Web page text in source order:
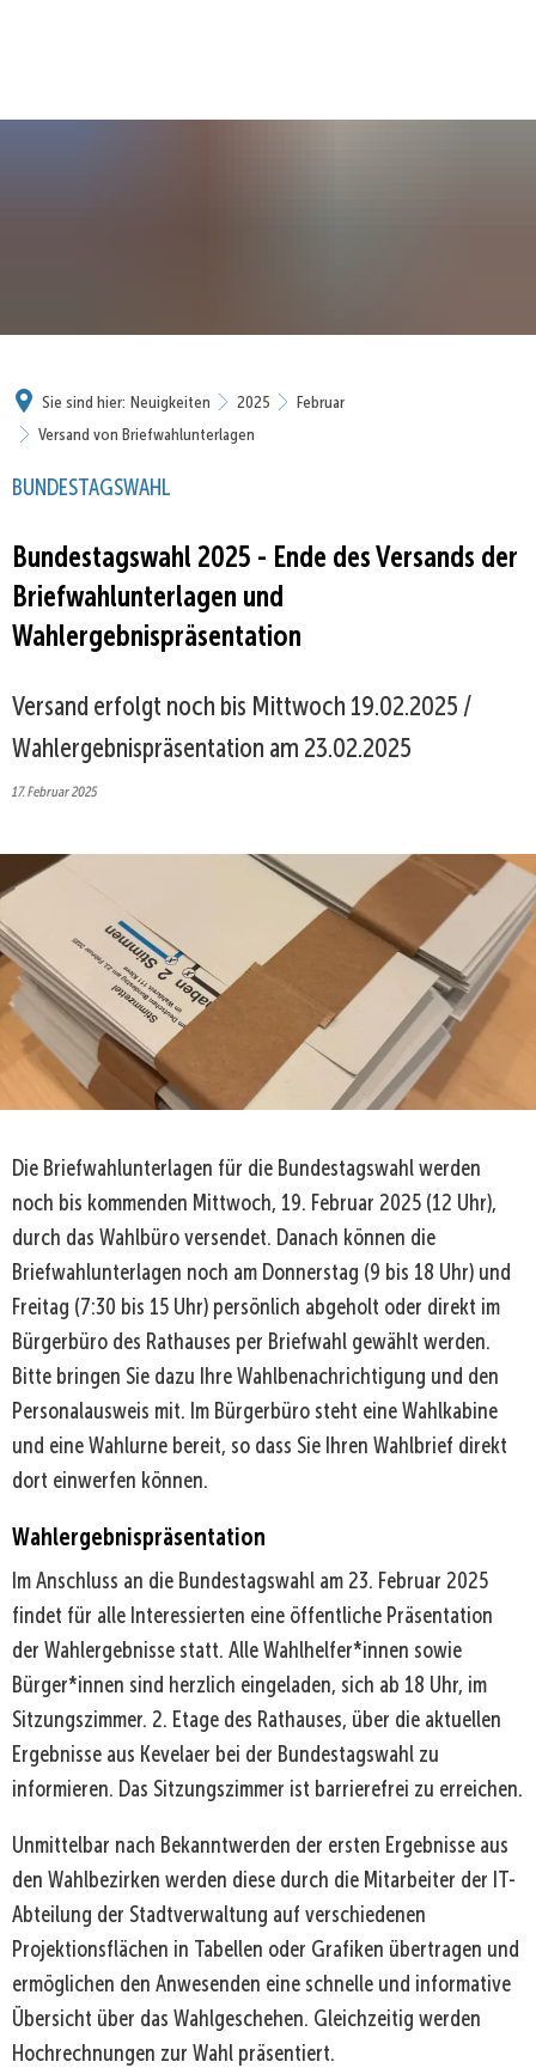
Sie sind hier: Neuigkeiten 2025
Februar
Versand von Briefwahlunterlagen
BUNDESTAGSWAHL
Bundestagswahl 2025 - Ende des Versands der
Briefwahlunterlagen und
Wahlergebnispräsentation
Versand erfolgt noch bis Mittwoch 19.02.2025 /
Wahlergebnispräsentation am 23.02.2025
17. Februar 2025
Die Briefwahlunterlagen für die Bundestagswahl werden
noch bis kommenden Mittwoch, 19. Februar 2025 (12 Uhr),
durch das Wahlbüro versendet. Danach können die
Briefwahlunterlagen noch am Donnerstag (9 bis 18 Uhr) und
Freitag (7:30 bis 15 Uhr) persönlich abgeholt oder direkt im
Bürgerbüro des Rathauses per Briefwahl gewählt werden.
Bitte bringen Sie dazu Ihre Wahlbenachrichtigung und den
Personalausweis mit. Im Bürgerbüro steht eine Wahlkabine
und eine Wahlurne bereit, so dass Sie Ihren Wahlbrief direkt
dort einwerfen können.
Wahlergebnispräsentation
Im Anschluss an die Bundestagswahl am 23. Februar 2025
findet für alle Interessierten eine öffentliche Präsentation
der Wahlergebnisse statt. Alle Wahlhelfer*innen sowie
Bürger*innen sind herzlich eingeladen, sich ab 18 Uhr, im
Sitzungszimmer. 2. Etage des Rathauses, über die aktuellen
Ergebnisse aus Kevelaer bei der Bundestagswahl zu
informieren. Das Sitzungszimmer ist barrierefrei zu erreichen.
Unmittelbar nach Bekanntwerden der ersten Ergebnisse aus
den Wahlbezirken werden diese durch die Mitarbeiter der IT-
Abteilung der Stadtverwaltung auf verschiedenen
Projektionsflächen in Tabellen oder Grafiken übertragen und
ermöglichen den Anwesenden eine schnelle und informative
Übersicht über das Wahlgeschehen. Gleichzeitig werden
Hochrechnungen zur Wahl präsentiert.